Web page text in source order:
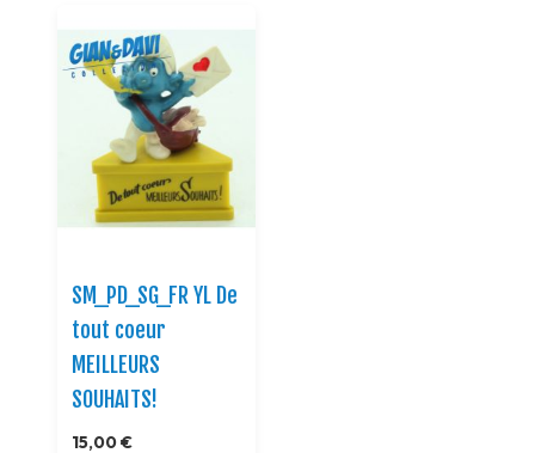
SM_PD_SG_FR YL De
tout coeur
MEILLEURS
SOUHAITS!
15,00 €